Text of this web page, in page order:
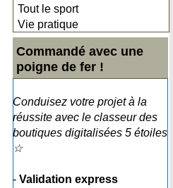
Tout le sport
Vie pratique
Commandé avec une
poigne de fer !
Conduisez votre projet à la
réussite avec le classeur des
boutiques digitalisées 5 étoiles
☆
- Validation express